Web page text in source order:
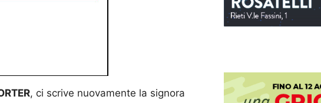
, ci scrive nuovamente la signora